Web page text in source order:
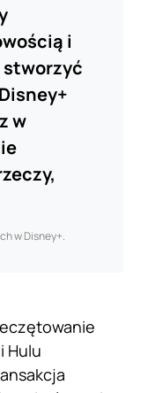
i
stworzyć
w
w Disney+.
Hulu